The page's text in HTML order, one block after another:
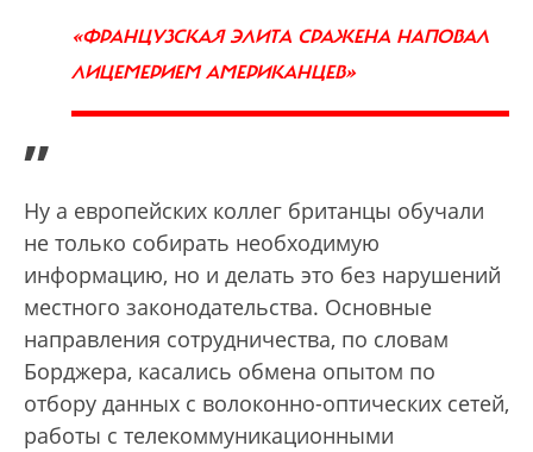
«ФРАНЦУЗСКАЯ ЭЛИТА СРАЖЕНА НАПОВАЛ
ЛИЦЕМЕРИЕМ АМЕРИКАНЦЕВ»
”
Ну а европейских коллег британцы обучали
не только собирать необходимую
информацию, но и делать это без нарушений
местного законодательства. Основные
направления сотрудничества, по словам
Борджера, касались обмена опытом по
отбору данных с волоконно-оптических сетей,
работы с телекоммуникационными